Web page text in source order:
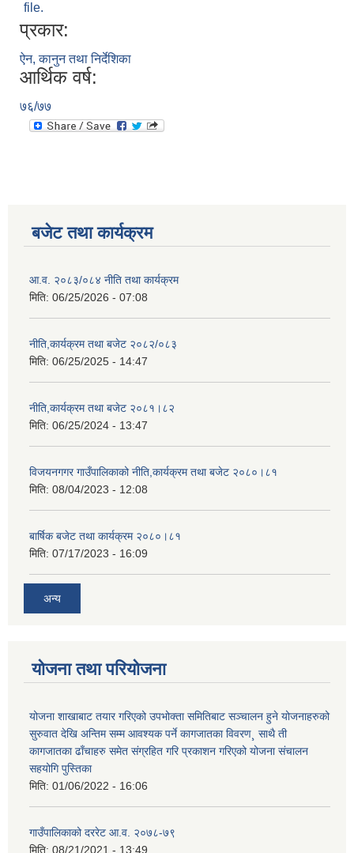
file.
प्रकार:
ऐन, कानुन तथा निर्देशिका
आर्थिक वर्ष:
७६/७७
बजेट तथा कार्यक्रम
आ.व. २०८३/०८४ नीति तथा कार्यक्रम
मिति: 06/25/2026 - 07:08
नीति,कार्यक्रम तथा बजेट २०८२/०८३
मिति: 06/25/2025 - 14:47
नीति,कार्यक्रम तथा बजेट २०८१।८२
मिति: 06/25/2024 - 13:47
विजयनगगर गाउँपालिकाको नीति,कार्यक्रम तथा बजेट २०८०।८१
मिति: 08/04/2023 - 12:08
बार्षिक बजेट तथा कार्यक्रम २०८०।८१
मिति: 07/17/2023 - 16:09
अन्य
योजना तथा परियोजना
योजना शाखाबाट तयार गरिएको उपभोक्ता समितिबाट सञ्चालन हुने योजनाहरुको
सुरुवात देखि अन्तिम सम्म आवश्यक पर्ने कागजातका विवरण¸ साथै ती
कागजातका ढाँचाहरु समेत संग्रहित गरि प्रकाशन गरिएको योजना संचालन
सहयोगि पुस्तिका
मिति: 01/06/2022 - 16:06
गाउँपालिकाको दररेट आ.व. २०७८-७९
मिति: 08/21/2021 - 13:49